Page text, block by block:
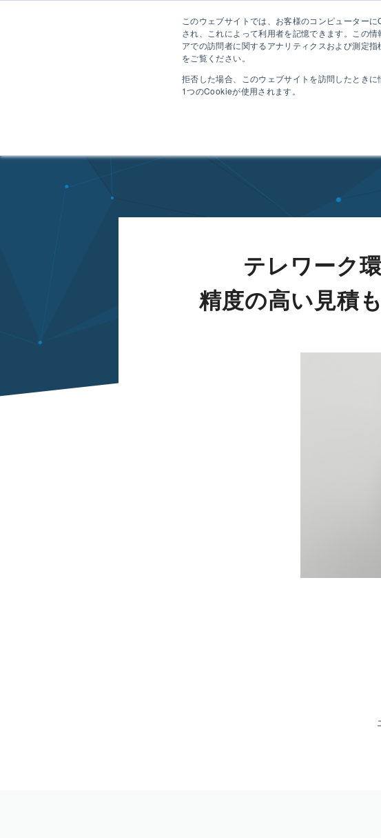
このウェブサイトでは、お客様のコンピューター
され、これによって利用者を記憶できます。この
アでの訪問者に関するアナリティクスおよび測定
をご覧ください。
拒否した場合、このウェブサイトを訪問したとき
1つのCookieが使用されます。
導入事例 エル・エス・アイ ジャパン株式会社様
テレワーク
精度の高い見積